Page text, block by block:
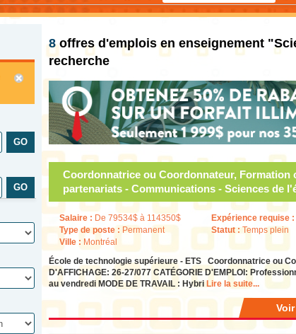
8offres d'emplois en enseignement
recherche
Coordonnatrice ou Coordonnateur, Formation
partenariats - Communications - Sciences de
Salaire : De 79534$ à 114350$
Type de poste : Permanent
Ville : Montréal
Expérience requise :
Statut :Temps plein
École de technologie supérieure - ETS Coordonnatrice ou
D'AFFICHAGE: 26-27/077 CATÉGORIE D'EMPLOI:
au vendredi MODE DE TRAVAIL : Hybri Lire la suite...